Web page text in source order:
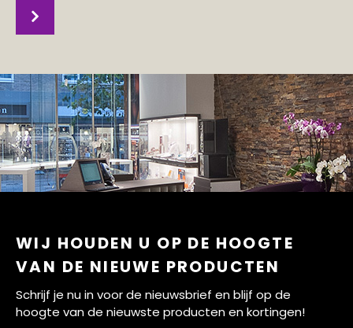
WIJ HOUDEN U OP DE HOOGTE
VAN DE NIEUWE PRODUCTEN
Schrijf je nu in voor de nieuwsbrief en blijf op de
hoogte van de nieuwste producten en kortingen!